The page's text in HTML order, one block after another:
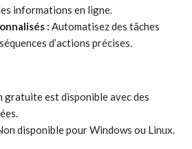
informations en ligne.
: Automatisez des tâches
d’actions précises.
gratuite est disponible avec des
disponible pour Windows ou Linux.